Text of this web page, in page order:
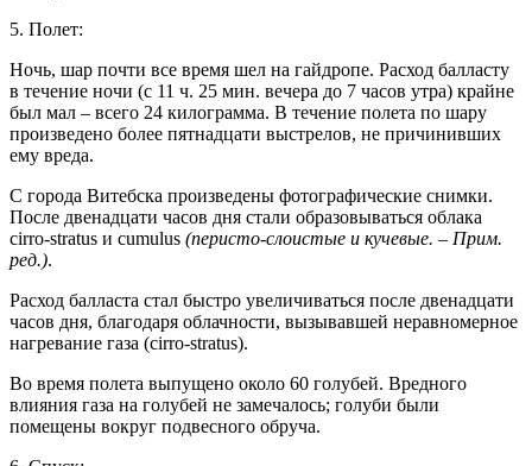
5. Полет:
Ночь, шар почти все время шел на гайдропе. Расход балласту
в течение ночи (с 11 ч. 25 мин. вечера до 7 часов утра) крайне
был мал – всего 24 килограмма. В течение полета по шару
произведено более пятнадцати выстрелов, не причинивших
ему вреда.
С города Витебска произведены фотографические снимки.
После двенадцати часов дня стали образовываться облака
cirro-stratus и cumulus (перисто-слоистые и кучевые. – Прим.
ред.).
Расход балласта стал быстро увеличиваться после двенадцати
часов дня, благодаря облачности, вызывавшей неравномерное
нагревание газа (cirro-stratus).
Во время полета выпущено около 60 голубей. Вредного
влияния газа на голубей не замечалось; голуби были
помещены вокруг подвесного обруча.